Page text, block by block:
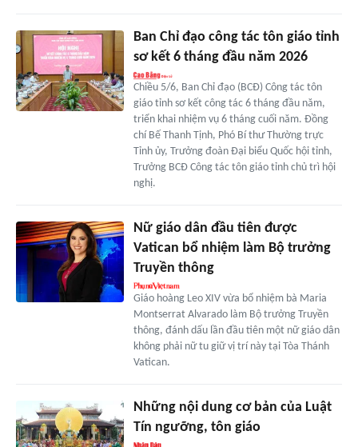
Ban Chỉ đạo công tác tôn giáo tỉnh
sơ kết 6 tháng đầu năm 2026
Chiều 5/6, Ban Chỉ đạo (BCĐ) Công tác tôn
giáo tỉnh sơ kết công tác 6 tháng đầu năm,
triển khai nhiệm vụ 6 tháng cuối năm. Đồng
chí Bế Thanh Tịnh, Phó Bí thư Thường trực
Tỉnh ủy, Trưởng đoàn Đại biểu Quốc hội tỉnh,
Trưởng BCĐ Công tác tôn giáo tỉnh chủ trì hội
nghị.
Nữ giáo dân đầu tiên được
Vatican bổ nhiệm làm Bộ trưởng
Truyền thông
Giáo hoàng Leo XIV vừa bổ nhiệm bà Maria
Montserrat Alvarado làm Bộ trưởng Truyền
thông, đánh dấu lần đầu tiên một nữ giáo dân
không phải nữ tu giữ vị trí này tại Tòa Thánh
Vatican.
Những nội dung cơ bản của Luật
Tín ngưỡng, tôn giáo